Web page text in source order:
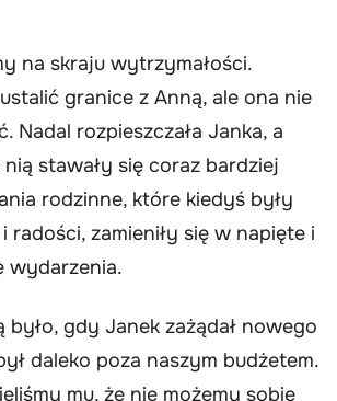
na skraju wytrzymałości.
granice z Anną, ale ona nie
Nadal rozpieszczała Janka, a
stawały się coraz bardziej
rodzinne, które kiedyś były
radości, zamieniły się w napięte i
wydarzenia.
było, gdy Janek zażądał nowego
daleko poza naszym budżetem.
mu, że nie możemy sobie